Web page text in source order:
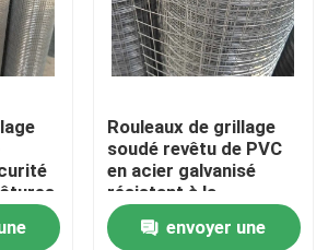
Rouleaux de grillage
soudé revêtu de PVC
en acier galvanisé
résistant à la
corrosion pour
clôtures industrielles
envoyer une